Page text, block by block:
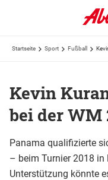
Startseite Sport Fußball
Kevin
bei der WM
Panama qualifizierte
– beim Turnier 2018 in
Unterstützung könnte